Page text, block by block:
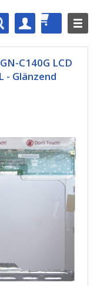
C140G LCD
- Glänzend